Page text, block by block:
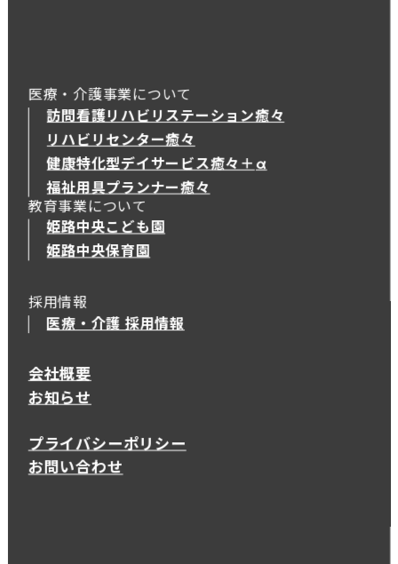
医療・介護事業について
訪問看護リハビリステーション癒々
リハビリセンター癒々
健康特化型デイサービス癒々＋α
健康特化型デイサービス癒々＋
福祉用具プランナー癒々
教育事業について
姫路中央こども園
姫路中央保育園
採用情報
医療・介護 採用情報
会社概要
お知らせ
プライバシーポリシー
お問い合わせ